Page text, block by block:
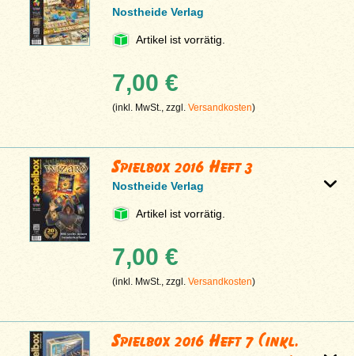
Nostheide Verlag
Artikel ist vorrätig.
7,00 €
(inkl. MwSt., zzgl.Versandkosten)
Spielbox 2016 Heft 3
Nostheide Verlag
Artikel ist vorrätig.
7,00 €
(inkl. MwSt., zzgl.Versandkosten)
Spielbox 2016 Heft 7 (inkl.